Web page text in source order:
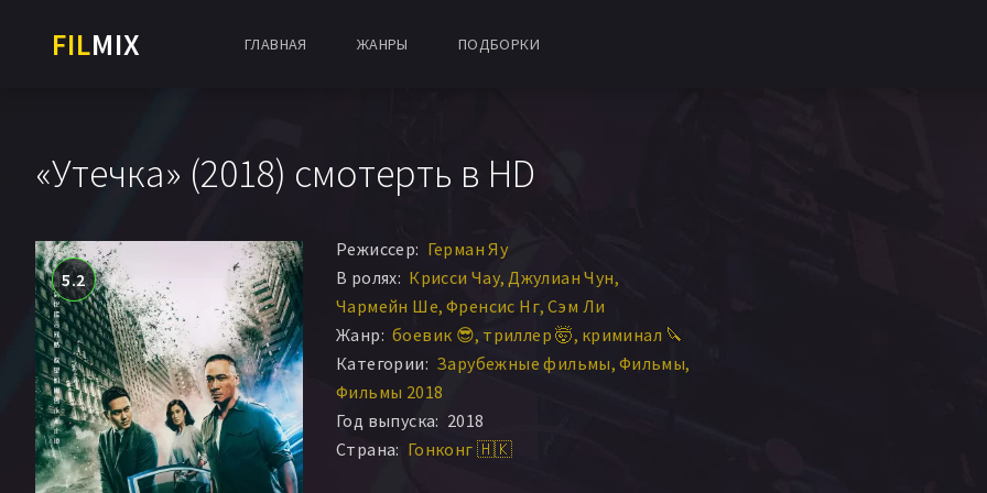
FILMIX ГЛАВНАЯ ЖАНРЫ ПОДБОРКИ
«Утечка» (2018) смотерть в HD
5.2
Режиссер: Герман Яу
В ролях: Крисси Чау Джулиан Чун
Чармейн Ше Френсис Нг Сэм Ли
Жанр: боевик 😎 триллер 🤯 криминал 🔪
Категории: Зарубежные фильмы Фильмы
Фильмы 2018
Год выпуска: 2018
Страна: Гонконг 🇭🇰